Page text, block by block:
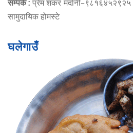
सम्पर्क :प्रेम शंकर
सामुदायिक होमस्टे
घलेगाउँ